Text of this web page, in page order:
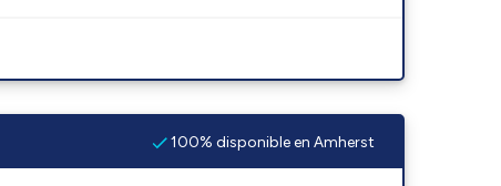
100% disponible en Amherst